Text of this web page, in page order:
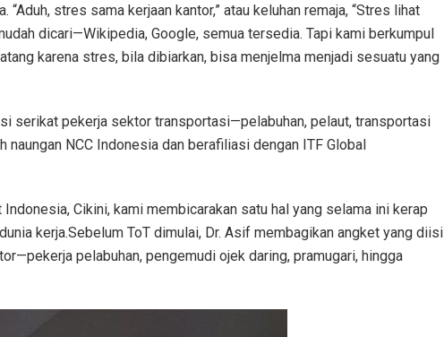
stres sama kerjaan kantor,” atau keluhan remaja, “Stres lihat
dicari—Wikipedia, Google, semua tersedia. Tapi kami berkumpul
karena stres, bila dibiarkan, bisa menjelma menjadi sesuatu yang
serikat pekerja sektor transportasi—pelabuhan, pelaut, transportasi
naungan NCC Indonesia dan berafiliasi dengan ITF Global
Cikini, kami membicarakan satu hal yang selama ini kerap
kerja.Sebelum ToT dimulai, Dr. Asif membagikan angket yang diisi
pelabuhan, pengemudi ojek daring, pramugari, hingga